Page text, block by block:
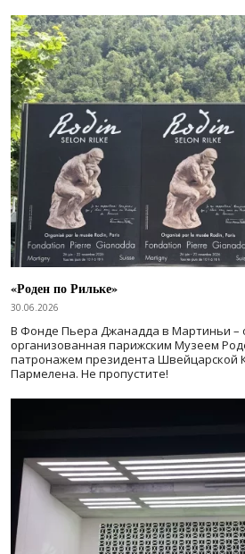
«Роден по Рильке»
30.06.2026
В Фонде Пьера Джанадда в Мартиньи –
организованная парижским Музеем
патронажем президента Швейцарской
Пармелена. Не пропустите!